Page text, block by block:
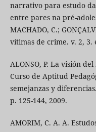
narrativo para estudo
entre pares na pré-
MACHADO, C.;
vítimas de crime. v. 2, 3.
ALONSO, P. La visión
Curso de Aptitud
semejanzas y
p. 125-144, 2009.
AMORIM, C. A. A.